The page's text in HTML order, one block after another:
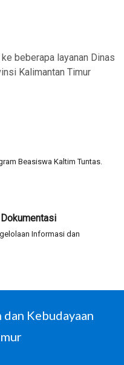
beberapa layanan Dinas
Kalimantan Timur
Beasiswa Kaltim Tuntas.
Informasi dan
Kebudayaan